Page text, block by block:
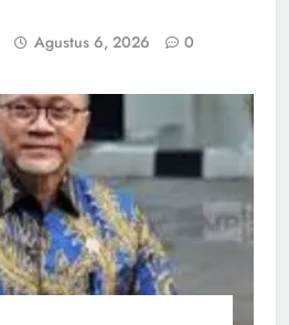
Agustus 6, 2026 0